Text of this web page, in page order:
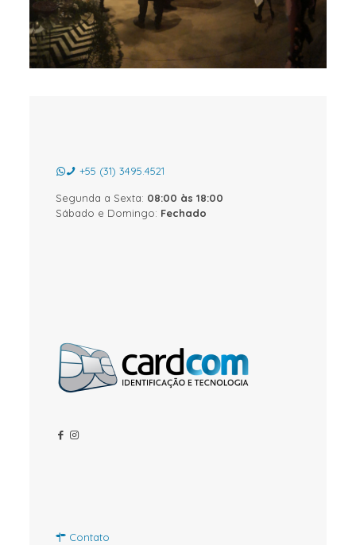
+55 (31) 3495.4521
Segunda a Sexta: 08:00 às 18:00
Sábado e Domingo: Fechado
Contato